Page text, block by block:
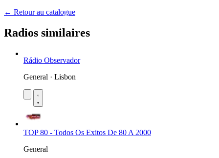
← Retour au catalogue
Radios similaires
Rádio Observador
General · Lisbon
TOP 80 - Todos Os Exitos De 80 A 2000
General